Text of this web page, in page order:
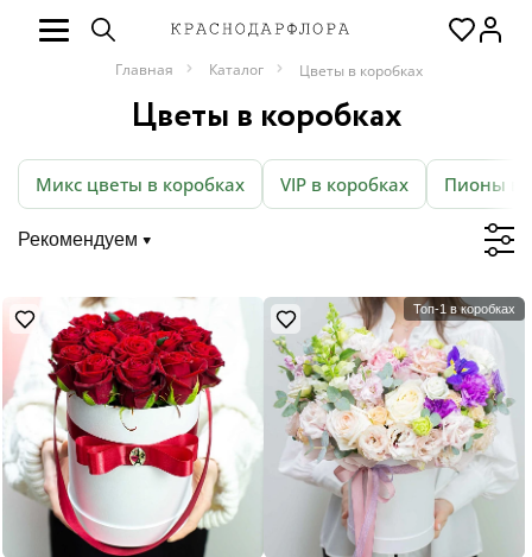
Главная Каталог Цветы в коробках
Цветы в коробках
Микс цветы в коробках VIP в коробках Пионы в
Рекомендуем
Топ-1 в коробках